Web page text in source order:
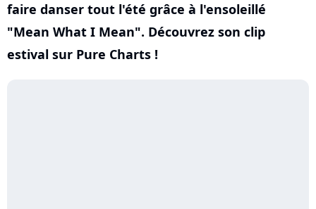
faire danser tout l'été grâce à l'ensoleillé
"Mean What I Mean". Découvrez son clip
estival sur Pure Charts !